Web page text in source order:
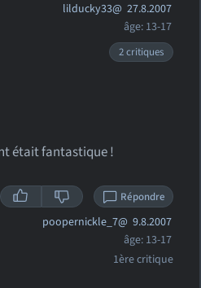
lilducky33@ 27.8.2007
âge: 13-17
2 critiques
était fantastique !
Répondre
poopernickle_7@ 9.8.2007
âge: 13-17
1ère critique